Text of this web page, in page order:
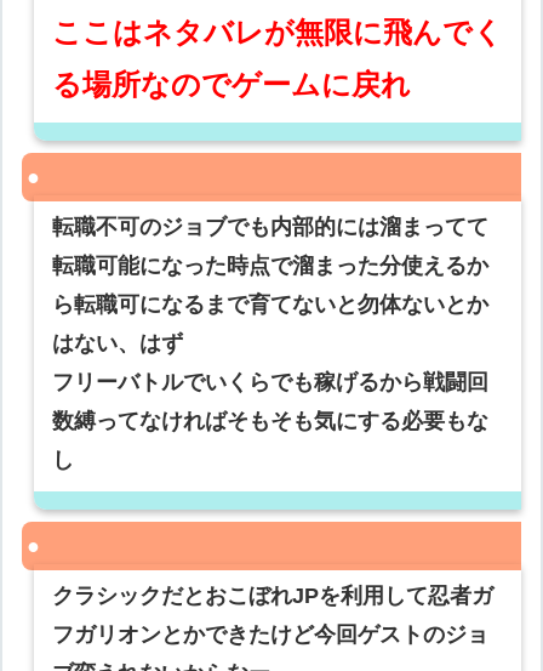
ここはネタバレが無限に飛んでく
る場所なのでゲームに戻れ
転職不可のジョブでも内部的には溜まってて
転職可能になった時点で溜まった分使えるか
ら転職可になるまで育てないと勿体ないとか
はない、はず
フリーバトルでいくらでも稼げるから戦闘回
数縛ってなければそもそも気にする必要もな
し
クラシックだとおこぼれJPを利用して忍者ガ
フガリオンとかできたけど今回ゲストのジョ